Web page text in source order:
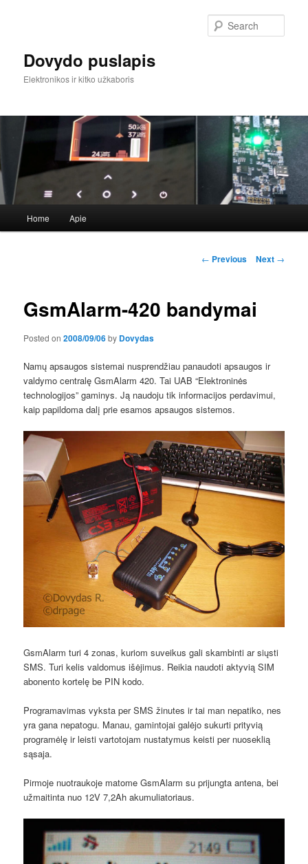
Dovydo puslapis
Elektronikos ir kitko užkaboris
Skip
content
Home Apie
Post
← Previous Next →
GsmAlarm-420 bandymai
Posted on2008/09/06by Dovydas
Namų apsaugos sistemai nusprendžiau panaudoti apsaugos ir
valdymo centralę GsmAlarm 420. Tai UAB “Elektroninės
technologijos” gaminys. Ją naudoju tik informacijos perdavimui,
kaip papildoma dalį prie esamos apsaugos sistemos.
GsmAlarm turi 4 zonas, kuriom suveikus gali skambinti ar siųsti
SMS. Turi kelis valdomus išėjimus. Reikia naudoti aktyvią SIM
abonento kortelę be PIN kodo.
Programavimas vyksta per SMS žinutes ir tai man nepatiko, nes
yra gana nepatogu. Manau, gamintojai galėjo sukurti prityvią
programėlę ir leisti vartotojam nustatymus keisti per nuoseklią
sąsaja.
Pirmoje nuotraukoje matome GsmAlarm su prijungta antena, bei
užmaitinta nuo 12V 7,2Ah akumuliatoriaus.